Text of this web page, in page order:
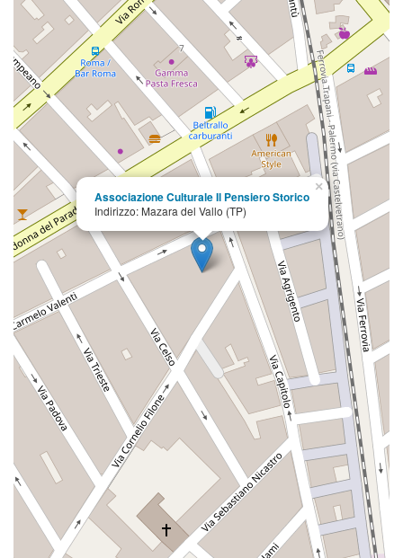
Associazione Culturale Il Pensiero Storico
Indirizzo: Mazara del Vallo (TP)
×